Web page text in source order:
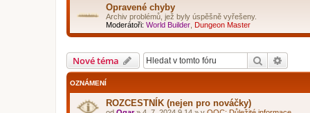
Opravené chyby
Archiv problémů, jež byly úspěšně vyřešeny.
Moderátoři: World Builder Dungeon Master
Nové téma Hledat
OZNÁMENÍ
ROZCESTNÍK (nejen pro nováčky)